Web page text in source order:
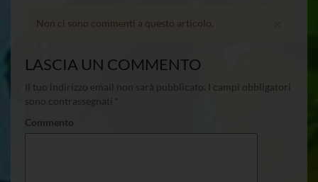
Non ci sono commenti a questo articolo.
LASCIA UN COMMENTO
Il tuo indirizzo email non sarà pubblicato. I campi obbligatori
sono contrassegnati
Commento